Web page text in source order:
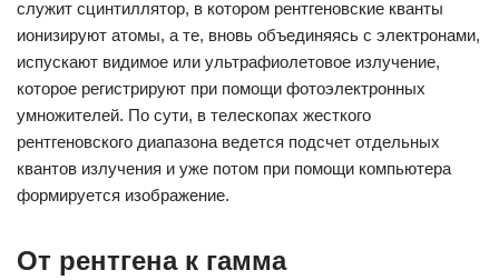
служит сцинтиллятор, в котором рентгеновские кванты
ионизируют атомы, а те, вновь объединяясь с электронами,
испускают видимое или ультрафиолетовое излучение,
которое регистрируют при помощи фотоэлектронных
умножителей. По сути, в телескопах жесткого
рентгеновского диапазона ведется подсчет отдельных
квантов излучения и уже потом при помощи компьютера
формируется изображение.
От рентгена к гамма